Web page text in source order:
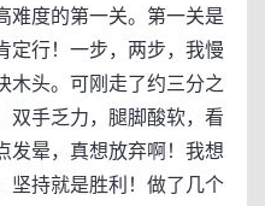
难度的第一关。第一关是
定行！一步，两步，我慢
木头。可刚走了约三分之
双手乏力，腿脚酸软，看
发晕，真想放弃啊！我想
坚持就是胜利！做了几个